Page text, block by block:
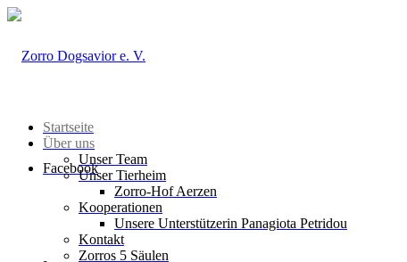
Facebook
Startseite
Über uns
Unser Team
Unser Tierheim
Zorro-Hof Aerzen
Kooperationen
Unsere Unterstützerin Panagiota Petridou
Kontakt
Zorros 5 Säulen